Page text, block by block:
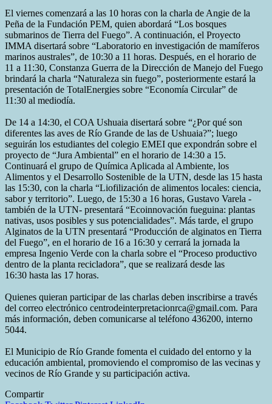
El viernes comenzará a las 10 horas con la charla de Angie de la
Peña de la Fundación PEM, quien abordará “Los bosques
submarinos de Tierra del Fuego”. A continuación, el Proyecto
IMMA disertará sobre “Laboratorio en investigación de mamíferos
marinos australes”, de 10:30 a 11 horas. Después, en el horario de
11 a 11:30, Constanza Guerra de la Dirección de Manejo del Fuego
brindará la charla “Naturaleza sin fuego”, posteriormente estará la
presentación de TotalEnergies sobre “Economía Circular” de
11:30 al mediodía.
De 14 a 14:30, el COA Ushuaia disertará sobre “¿Por qué son
diferentes las aves de Río Grande de las de Ushuaia?”; luego
seguirán los estudiantes del colegio EMEI que expondrán sobre el
proyecto de “Jura Ambiental” en el horario de 14:30 a 15.
Continuará el grupo de Química Aplicada al Ambiente, los
Alimentos y el Desarrollo Sostenible de la UTN, desde las 15 hasta
las 15:30, con la charla “Liofilización de alimentos locales: ciencia,
sabor y territorio”. Luego, de 15:30 a 16 horas, Gustavo Varela -
también de la UTN- presentará “Ecoinnovación fueguina: plantas
nativas, usos posibles y sus potencialidades”. Más tarde, el grupo
Alginatos de la UTN presentará “Producción de alginatos en Tierra
del Fuego”, en el horario de 16 a 16:30 y cerrará la jornada la
empresa Ingenio Verde con la charla sobre el “Proceso productivo
dentro de la planta recicladora”, que se realizará desde las
16:30 hasta las 17 horas.
Quienes quieran participar de las charlas deben inscribirse a través
del correo electrónico centrodeinterpretacionrca@gmail.com. Para
más información, deben comunicarse al teléfono 436200, interno
5044.
El Municipio de Río Grande fomenta el cuidado del entorno y la
educación ambiental, promoviendo el compromiso de las vecinas y
vecinos de Río Grande y su participación activa.
Compartir